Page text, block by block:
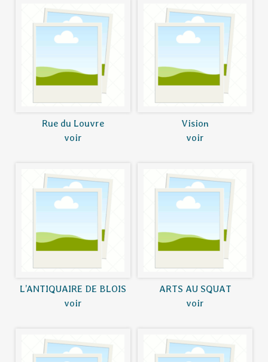
Rue du Louvre
voir
Vision
voir
L’ANTIQUAIRE DE BLOIS
voir
ARTS AU SQUAT
voir